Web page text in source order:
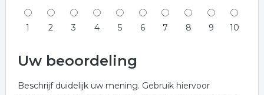
1 2 3 4 5 6 7 8 9 10
Uw beoordeling
Beschrijf duidelijk uw mening. Gebruik hiervoor